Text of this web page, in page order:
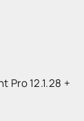
Pro 12.1.28 +